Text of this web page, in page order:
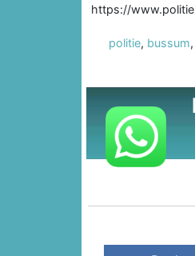
https://
politie, bussum,